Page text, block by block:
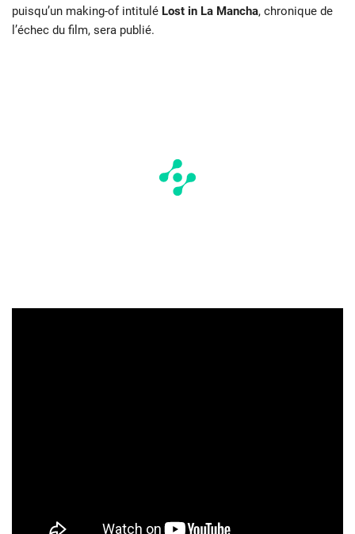
puisqu’un making-of intitulé Lost in La Mancha, chronique de
l’échec du film, sera publié.